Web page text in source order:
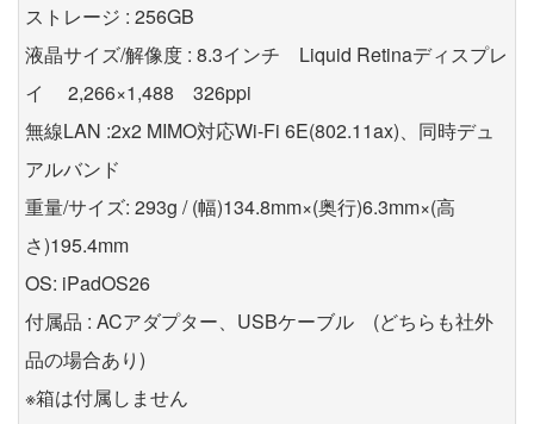
ストレージ : 256GB
液晶サイズ/解像度 : 8.3インチ Liquid Retinaディスプレ
イ 2,266×1,488 326ppi
無線LAN :2x2 MIMO対応Wi-Fi 6E(802.11ax)、同時デュ
アルバンド
重量/サイズ: 293g / (幅)134.8mm×(奥行)6.3mm×(高
さ)195.4mm
OS: iPadOS26
付属品 : ACアダプター、USBケーブル (どちらも社外
品の場合あり)
※箱は付属しません